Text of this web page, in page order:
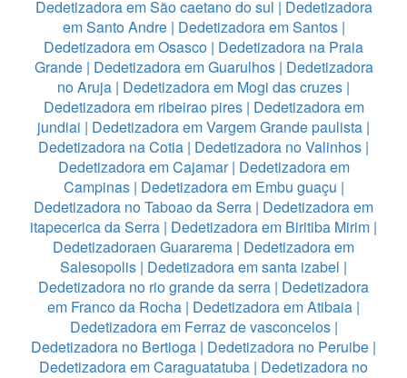
Dedetizadora em São caetano do sul | Dedetizadora
em Santo Andre| Dedetizadora em Santos|
Dedetizadora em Osasco | Dedetizadora na Praia
Grande| Dedetizadora em Guarulhos| Dedetizadora
no Aruja | Dedetizadora em Mogi das cruzes |
Dedetizadora em ribeirao pires| Dedetizadora em
jundiai | Dedetizadora em Vargem Grande paulista |
Dedetizadora na Cotia | Dedetizadora no Valinhos |
Dedetizadora em Cajamar| Dedetizadora em
Campinas| Dedetizadora em Embu guaçu |
Dedetizadora no Taboao da Serra | Dedetizadora em
itapecerica da Serra | Dedetizadora em Biritiba Mirim |
Dedetizadoraen Guararema | Dedetizadora em
Salesopolis | Dedetizadora em santa izabel |
Dedetizadora no rio grande da serra | Dedetizadora
em Franco da Rocha | Dedetizadora em Atibaia |
Dedetizadora em Ferraz de vasconcelos|
Dedetizadora no Bertioga | Dedetizadora no Peruibe |
Dedetizadora em Caraguatatuba | Dedetizadora no